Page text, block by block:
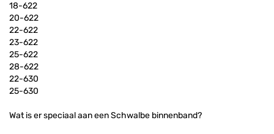
18-622
20-622
22-622
23-622
25-622
28-622
22-630
25-630
Wat is er speciaal aan een Schwalbe binnenband?